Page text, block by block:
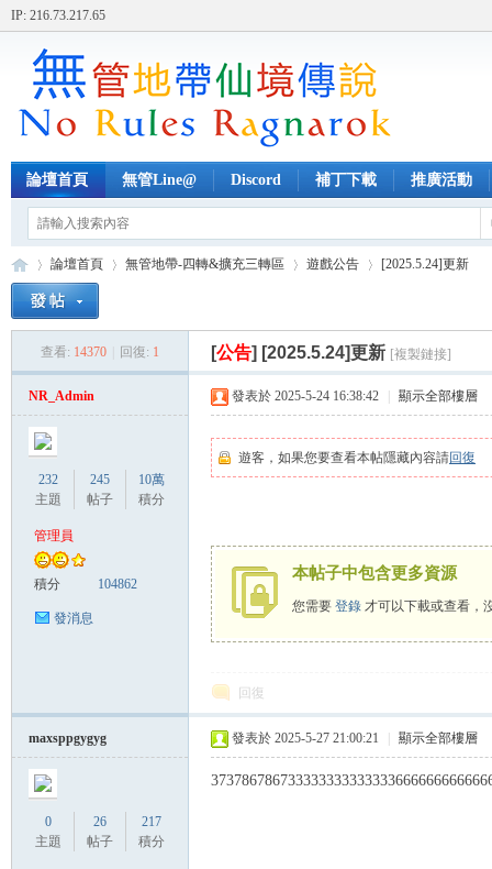
IP: 216.73.217.65
論壇首頁 無管Line@ Discord 補丁下載 推廣活動
論壇首頁
›
無管地帶-四轉&擴充三轉區
›
遊戲公告
›
[2025.5.24]更新
查看: 14370 回復: 1 [公告] [2025.5.24]更新 [複製鏈接]
NR_Admin
232
主題
245
帖子
10萬
積分
管理員
積分 104862
發消息
發表於 2025-5-24 16:38:42 顯示全部樓層
遊客，如果您要查看本帖隱藏內容請回復
本帖子中包含更多資源
您需要 登錄 才可以下載或查看，
回復
maxsppgygyg
0
主題
26
帖子
217
積分
發表於 2025-5-27 21:00:21 顯示全部樓層